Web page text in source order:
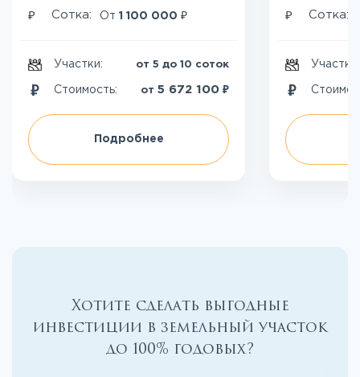
₽ Сотка: От 1 100 000 ₽
Участки: от 5 до 10 соток
Стоимость: от 5 672 100 ₽
Подробнее
₽ Сотка:
Участки:
Хотите сделать выгодные
инвестиции в земельный участок
до 100% годовых?